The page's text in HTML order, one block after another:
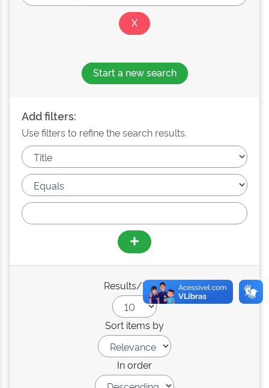
Start a new search
Add filters:
Use filters to refine the search results.
Results/Page
Sort items by
In order